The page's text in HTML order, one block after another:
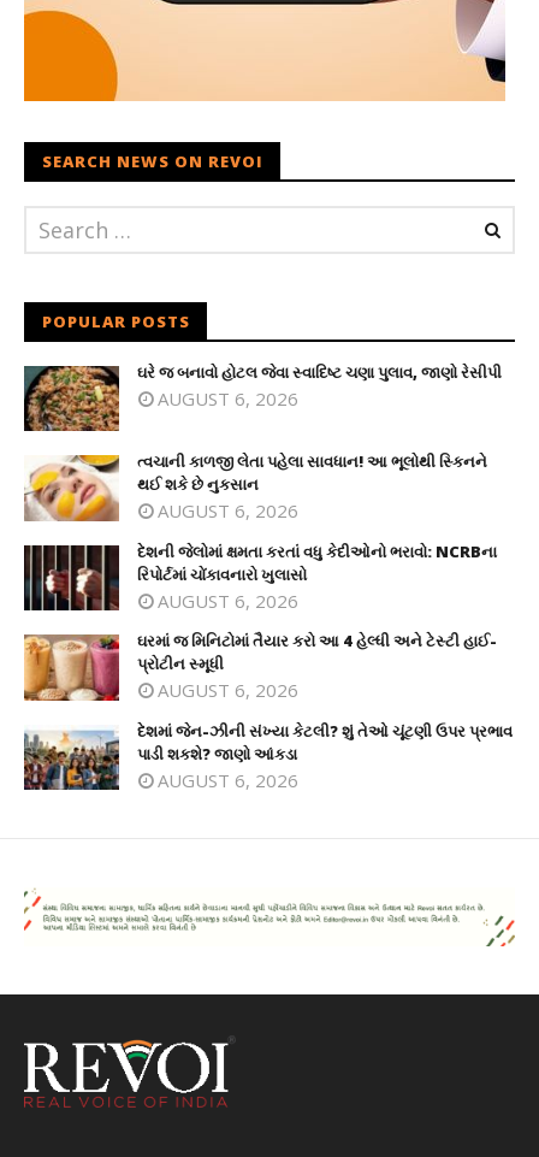
SEARCH NEWS ON REVOI
POPULAR POSTS
ઘરે જ બનાવો હોટલ જેવા સ્વાદિષ્ટ ચણા પુલાવ, જાણો રેસીપી
AUGUST 6, 2026
ત્વચાની કાળજી લેતા પહેલા સાવધાન! આ ભૂલોથી સ્કિનને
થઈ શકે છે નુકસાન
AUGUST 6, 2026
દેશની જેલોમાં ક્ષમતા કરતાં વધુ કેદીઓનો ભરાવો: NCRBના
રિપોર્ટમાં ચોંકાવનારો ખુલાસો
AUGUST 6, 2026
ઘરમાં જ મિનિટોમાં તૈયાર કરો આ 4 હેલ્ધી અને ટેસ્ટી હાઈ-
પ્રોટીન સ્મૂધી
AUGUST 6, 2026
દેશમાં જેન-ઝીની સંખ્યા કેટલી? શું તેઓ ચૂંટણી ઉપર પ્રભાવ
પાડી શકશે? જાણો આંકડા
AUGUST 6, 2026